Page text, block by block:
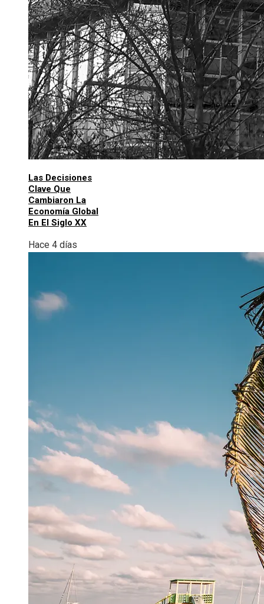
Las Decisiones
Clave Que
Cambiaron La
Economía Global
En El Siglo XX
Hace 4 días